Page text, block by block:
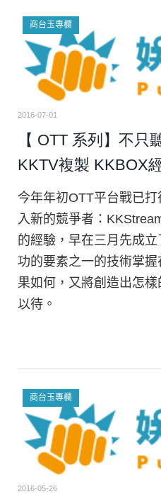
商台玉專欄
2016-07-01
【 OTT 系列】不只
KKTV複製 KKBOX
今年年初OTT平台戰已
入新的競爭者：
的經驗，早在三月先成
功的要素之一的技術掌
果如何，又將創造出怎
以待。
商台玉專欄
2016-05-26